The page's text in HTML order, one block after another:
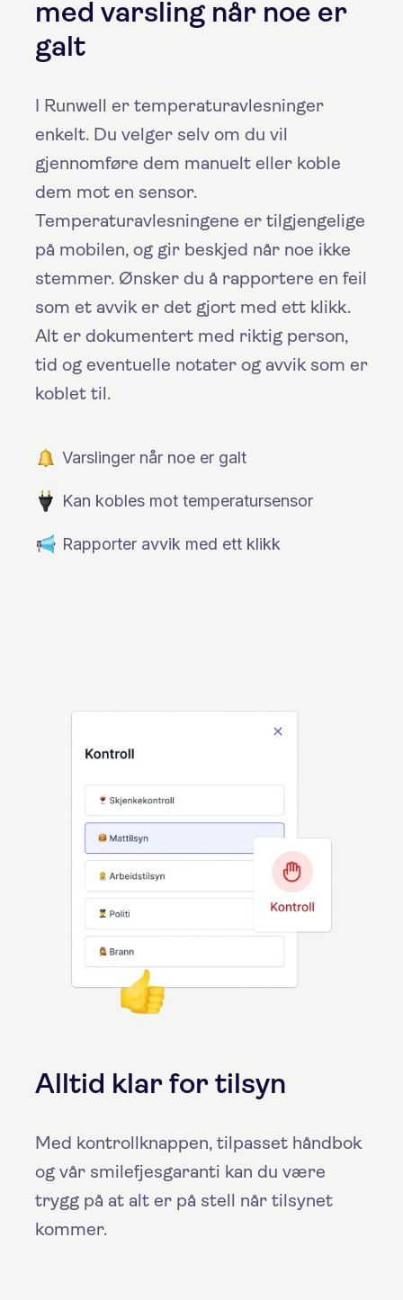
med varsling når noe er
galt
I Runwell er temperaturavlesninger
enkelt. Du velger selv om du vil
gjennomføre dem manuelt eller koble
dem mot en sensor.
Temperaturavlesningene er tilgjengelige
på mobilen, og gir beskjed når noe ikke
stemmer. Ønsker du å rapportere en feil
som et avvik er det gjort med ett klikk.
Alt er dokumentert med riktig person,
tid og eventuelle notater og avvik som er
koblet til.
Varslinger når noe er galt
Kan kobles mot temperatursensor
Rapporter avvik med ett klikk
Alltid klar for tilsyn
Med kontrollknappen, tilpasset håndbok
og vår smilefjesgaranti kan du være
trygg på at alt er på stell når tilsynet
kommer.